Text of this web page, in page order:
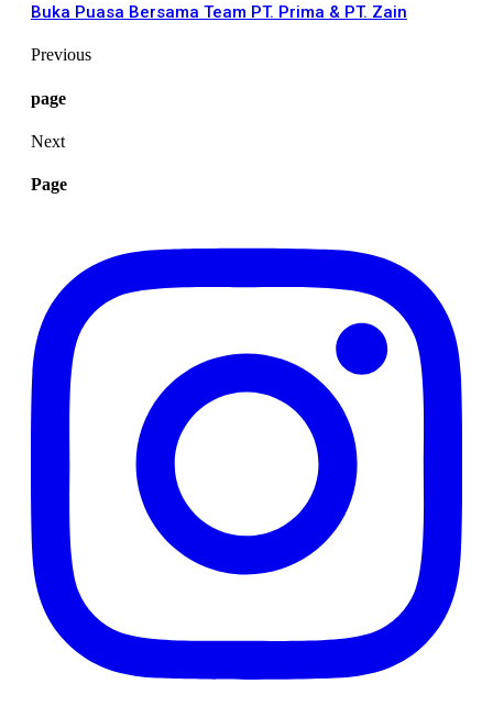
Buka Puasa Bersama Team PT. Prima & PT. Zain
Previous
page
Next
Page